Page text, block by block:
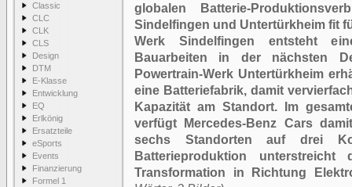
Classic
CLC
CLK
CLS
Design
DTM
E-Klasse
Entwicklung
EQ
Erlkönig
Ersatzteile
eSports
Events
Finanzierung
Formel 1
globalen Batterie-
Sindelfingen und Untertürkheim fit
Werk Sindelfingen entsteht
Bauarbeiten in der nächsten
Powertrain-Werk Untertürkheim
eine Batteriefabrik, damit
Kapazität am Standort. Im
verfügt Mercedes-Benz Cars
sechs Standorten auf drei
Batterieproduktion
Transformation in Richtung